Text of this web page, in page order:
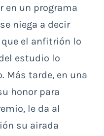
en un programa
niega a decir
el anfitrión lo
estudio lo
Más tarde, en una
honor para
le da al
su airada